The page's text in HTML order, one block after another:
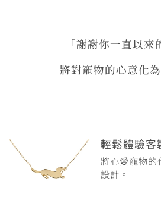
「謝謝你一直以來
將對寵物的心意化
輕鬆體驗客
將心愛寵物
設計。